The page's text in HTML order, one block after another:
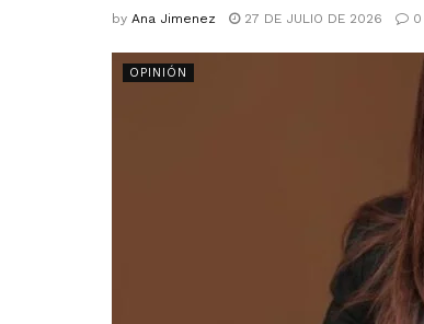
by Ana Jimenez 27 DE JULIO DE 2026 0
OPINIÓN